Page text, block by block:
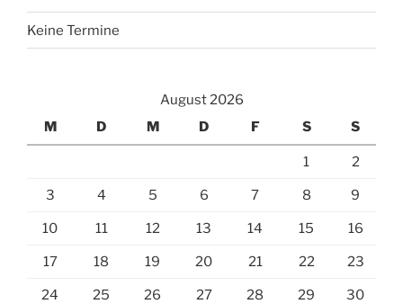
Keine Termine
August 2026
M
D M D F S S
1 2
3 4 5 6 7 8 9
10 11 12 13 14 15 16
17 18 19 20 21 22 23
24 25 26 27 28 29 30